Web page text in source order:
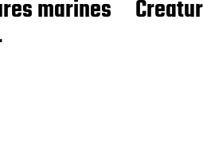
marines